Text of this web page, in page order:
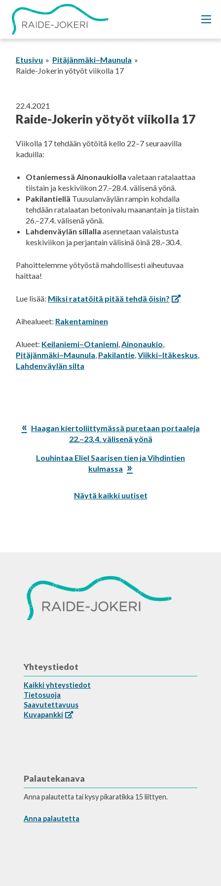
Siirry
sisältöön
Etusivu
Pitäjänmäki–Maunula
Raide-Jokerin yötyöt viikolla 17
22.4.2021
Raide-Jokerin yötyöt viikolla 17
Viikolla 17 tehdään yötöitä kello 22–7 seuraavilla
kaduilla:
Otaniemessä Ainonaukiolla valetaan ratalaattaa
tiistain ja keskiviikon 27.–28.4. välisenä yönä.
Pakilantiellä Tuusulanväylän rampin kohdalla
tehdään ratalaatan betonivalu maanantain ja tiistain
26.–27.4. välisenä yönä.
Lahdenväylän sillalla asennetaan valaistusta
keskiviikon ja perjantain välisinä öinä 28.–30.4.
Pahoittelemme yötyöstä mahdollisesti aiheutuvaa
haittaa!
Lue lisää: Miksi ratatöitä pitää tehdä öisin?
Aihealueet: Rakentaminen
Alueet: Keilaniemi–Otaniemi Ainonaukio
Pitäjänmäki–Maunula Pakilantie Viikki–Itäkeskus
Lahdenväylän silta
Edellinen
Haagan kiertoliittymässä puretaan portaaleja
22.–23.4. välisenä yönä
Seuraava
Louhintaa Eliel Saarisen tien ja Vihdintien
kulmassa
Näytä kaikki uutiset
Yhteystiedot
Kaikki yhteystiedot
Tietosuoja
Saavutettavuus
Kuvapankki
Palautekanava
Anna palautetta tai kysy pikaratikka 15 liittyen.
Anna palautetta